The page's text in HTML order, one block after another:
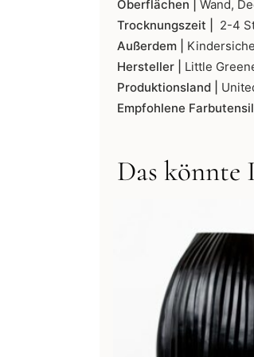
Oberflächen | Wand,
Trocknungszeit |
2-4
Außerdem |
Hersteller | Little
Produktionsland |
Empfohlene
Das könnte